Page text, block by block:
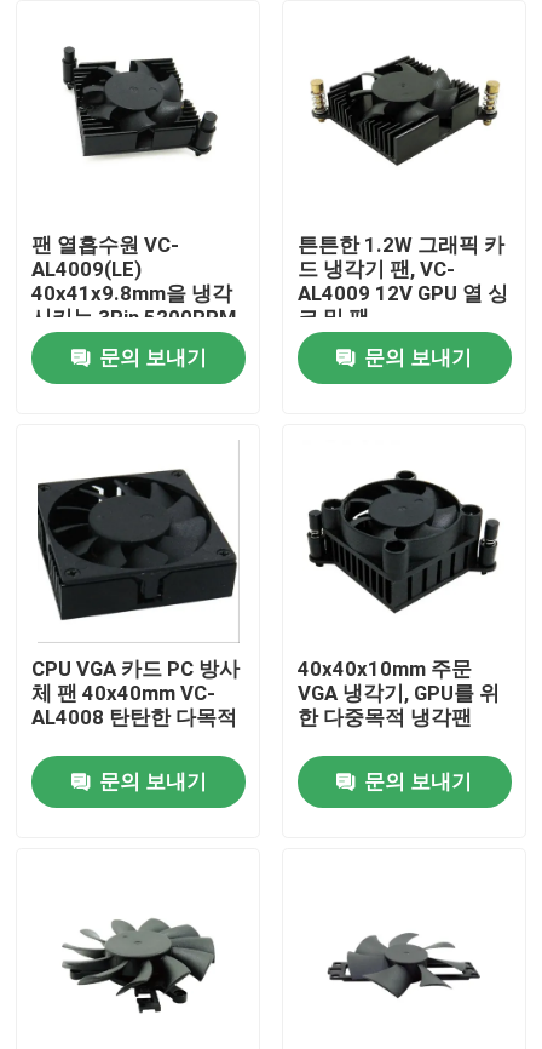
회사 소개
공장 투어
연락처
견적 요청
DC 굴대 냉각 Fan
팬 열흡수원 VC-
AL4009(LE)
40x41x9.8mm을 냉각
시키는 3Pin 5200RPM
서버
문의 보내기
튼튼한 1.2W 그래픽 카
드 냉각기 팬, VC-
AL4009 12V GPU 열 싱
크 및 팬
문의 보내기
CPU VGA 카드 PC 방사
체 팬 40x40mm VC-
AL4008 탄탄한 다목적
문의 보내기
40x40x10mm 주문
VGA 냉각기, GPU를 위
한 다중목적 냉각팬
문의 보내기